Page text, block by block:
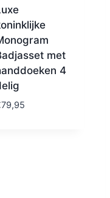
met
4
79,95